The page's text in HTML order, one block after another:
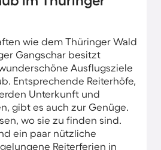
wie dem Thüringer Wald
Gangschar besitzt
Ausflugsziele
Entsprechende Reiterhöfe,
Unterkunft und
gibt es auch zur Genüge.
wo sie zu finden sind.
ein paar nützliche
Reiterferien in